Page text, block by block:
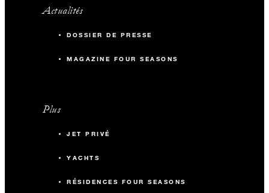
Actualités
DOSSIER DE PRESSE
MAGAZINE FOUR SEASONS
Plus
JET PRIVÉ
YACHTS
RÉSIDENCES FOUR SEASONS